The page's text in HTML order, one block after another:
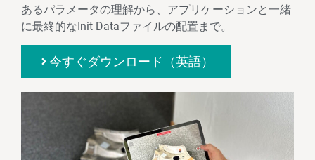
あるパラメータの理解から、アプリケーションと一緒
に最終的なInit Dataファイルの配置まで。
今すぐダウンロード（英語）